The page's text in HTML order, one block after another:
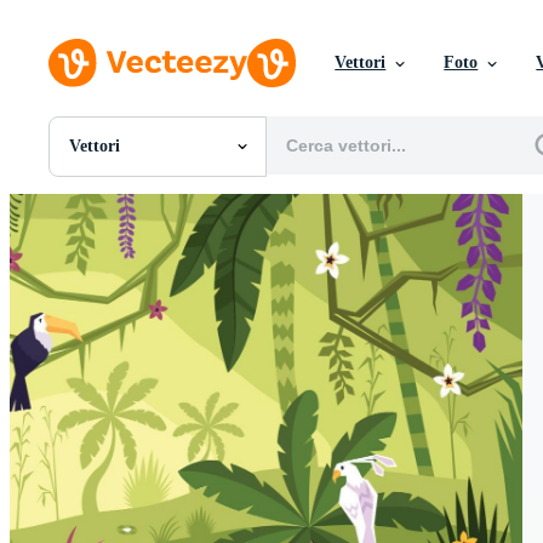
Vettori Foto
Vettori
Tutte Immagini
Foto
PNGs
PSDs
SVGs
Modelli
Vettori
Videos
Motion graphics
Immagini Editoriali
Eventi Editoriali